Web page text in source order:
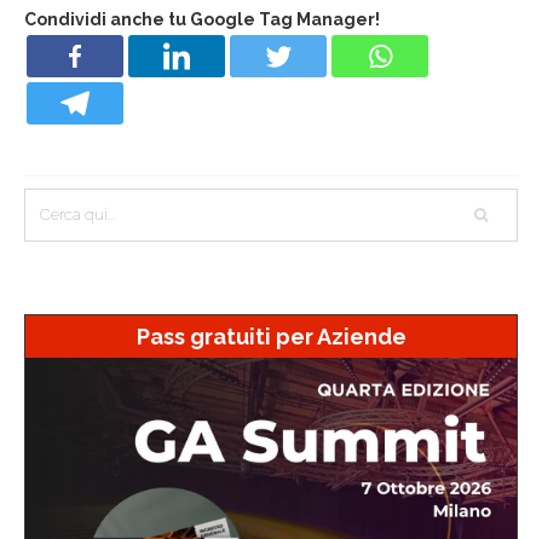
Condividi anche tu Google Tag Manager!
Pass gratuiti per Aziende